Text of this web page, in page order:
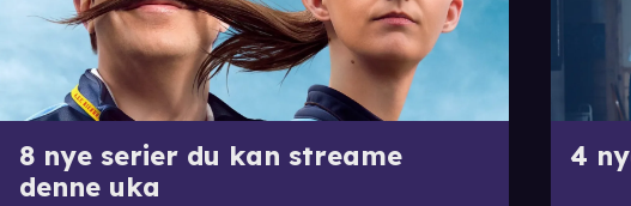
8 nye serier du kan streame
denne uka
4